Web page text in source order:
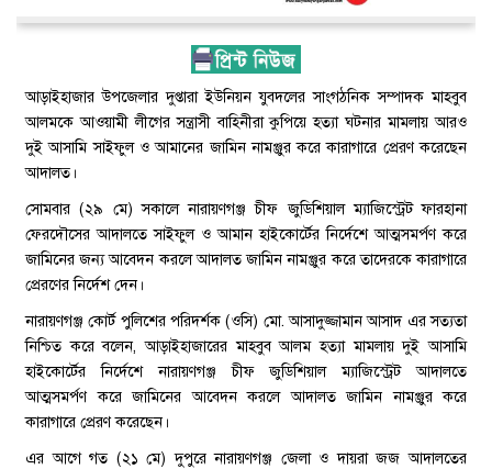
আড়াইহাজার উপজেলার দুপ্তারা ইউনিয়ন যুবদলের সাংগঠনিক সম্পাদক মাহবুব
আলমকে আওয়ামী লীগের সন্ত্রাসী বাহিনীরা কুপিয়ে হত্যা ঘটনার মামলায় আরও
দুই আসামি সাইফুল ও আমানের জামিন নামঞ্জুর করে কারাগারে প্রেরণ করেছেন
আদালত।
সোমবার (২৯ মে) সকালে নারায়ণগঞ্জ চীফ জুডিশিয়াল ম্যাজিস্ট্রেট ফারহানা
ফেরদৌসের আদালতে সাইফুল ও আমান হাইকোর্টের নির্দেশে আত্মসমর্পণ করে
জামিনের জন্য আবেদন করলে আদালত জামিন নামঞ্জুর করে তাদেরকে কারাগারে
প্রেরণের নির্দেশ দেন।
নারায়ণগঞ্জ কোর্ট পুলিশের পরিদর্শক (ওসি) মো. আসাদুজ্জামান আসাদ এর সত্যতা
নিশ্চিত করে বলেন, আড়াইহাজারের মাহবুব আলম হত্যা মামলায় দুই আসামি
হাইকোর্টের নির্দেশে নারায়ণগঞ্জ চীফ জুডিশিয়াল ম্যাজিস্ট্রেট আদালতে
আত্মসমর্পণ করে জামিনের আবেদন করলে আদালত জামিন নামঞ্জুর করে
কারাগারে প্রেরণ করেছেন।
এর আগে গত (২১ মে) দুপুরে নারায়ণগঞ্জ জেলা ও দায়রা জজ আদালতের